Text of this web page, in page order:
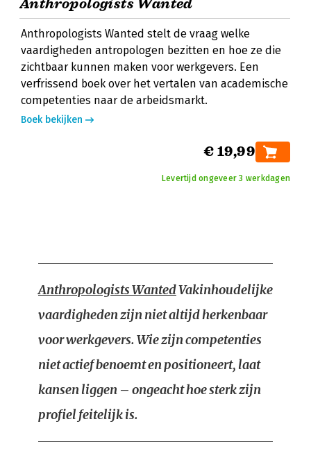
Anthropologists Wanted
Anthropologists Wanted stelt de vraag welke
vaardigheden antropologen bezitten en hoe ze die
zichtbaar kunnen maken voor werkgevers. Een
verfrissend boek over het vertalen van academische
competenties naar de arbeidsmarkt.
Boek bekijken
€ 19,99
Levertijd ongeveer 3 werkdagen
Anthropologists WantedVakinhoudelijke
vaardigheden zijn niet altijd herkenbaar
voor werkgevers. Wie zijn competenties
niet actief benoemt en positioneert, laat
kansen liggen – ongeacht hoe sterk zijn
profiel feitelijk is.